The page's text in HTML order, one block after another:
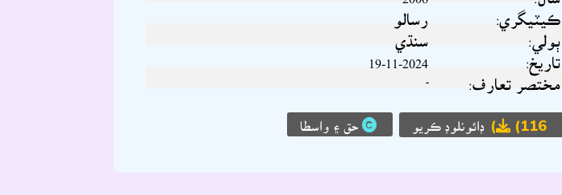
رسالو ڪيٽيگري:
سنڌي ٻولي:
19-11-2024 تاريخ:
مختصر تعارف:
(116) ڊائونلوڊ ڪريو حق ۽ واسطا